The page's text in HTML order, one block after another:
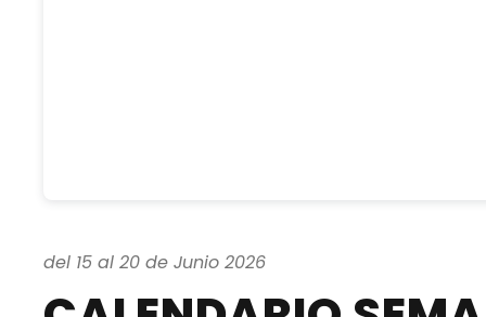
del 15 al 20 de Junio 2026